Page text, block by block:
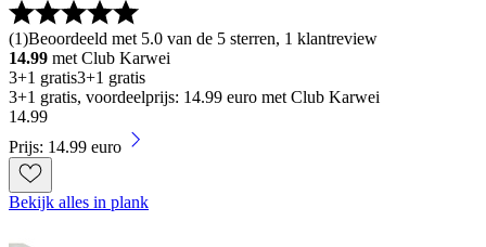
(1)Beoordeeld met 5.0 van de 5 sterren, 1 klantreview
14.99 met Club Karwei
3+1 gratis3+1 gratis
3+1 gratis, voordeelprijs: 14.99 euro met Club Karwei
14.99
Prijs: 14.99 euro
Bekijk alles in plank